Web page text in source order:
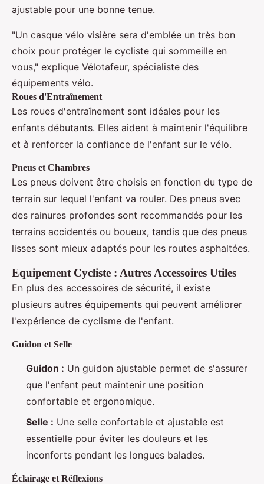
ajustable pour une bonne tenue.
"Un casque vélo visière sera d'emblée un très bon
choix pour protéger le cycliste qui sommeille en
vous," explique Vélotafeur, spécialiste des
équipements vélo.
Roues d'Entraînement
Les roues d'entraînement sont idéales pour les
enfants débutants. Elles aident à maintenir l'équilibre
et à renforcer la confiance de l'enfant sur le vélo.
Pneus et Chambres
Les pneus doivent être choisis en fonction du type de
terrain sur lequel l'enfant va rouler. Des pneus avec
des rainures profondes sont recommandés pour les
terrains accidentés ou boueux, tandis que des pneus
lisses sont mieux adaptés pour les routes asphaltées.
Equipement Cycliste : Autres Accessoires Utiles
En plus des accessoires de sécurité, il existe
plusieurs autres équipements qui peuvent améliorer
l'expérience de cyclisme de l'enfant.
Guidon et Selle
Guidon : Un guidon ajustable permet de s'assurer
que l'enfant peut maintenir une position
confortable et ergonomique.
Selle : Une selle confortable et ajustable est
essentielle pour éviter les douleurs et les
inconforts pendant les longues balades.
Éclairage et Réflexions